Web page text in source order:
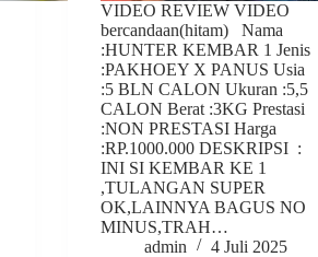
VIDEO REVIEW VIDEO
bercandaan(hitam) Nama
:HUNTER KEMBAR 1 Jenis
:PAKHOEY X PANUS Usia
:5 BLN CALON Ukuran :5,5
CALON Berat :3KG Prestasi
:NON PRESTASI Harga
:RP.1000.000 DESKRIPSI :
INI SI KEMBAR KE 1
,TULANGAN SUPER
OK,LAINNYA BAGUS NO
MINUS,TRAH…
admin
4 Juli 2025